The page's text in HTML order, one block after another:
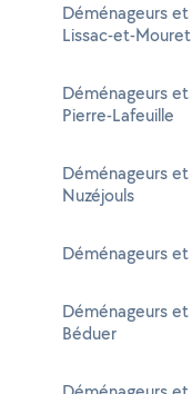
Déménageurs
Lissac-et-Mouret
Déménageurs
Pierre-Lafeuille
Déménageurs
Nuzéjouls
Déménageurs
Déménageurs
Béduer